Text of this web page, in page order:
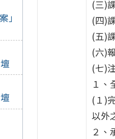
」
(三)
(四)
(五)
(六)
(七)
１、
(１)
以外
２、